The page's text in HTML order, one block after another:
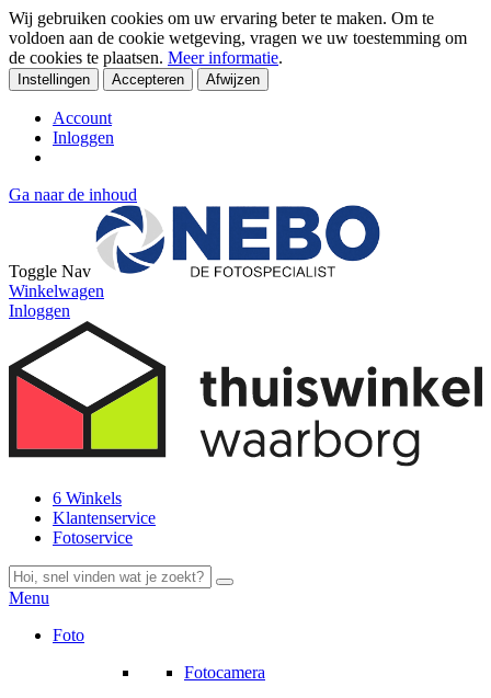
Wij gebruiken cookies om uw ervaring beter te maken. Om te
voldoen aan de cookie wetgeving, vragen we uw toestemming om
de cookies te plaatsen. Meer informatie.
Instellingen Accepteren Afwijzen
Account
Inloggen
Ga naar de inhoud
Toggle Nav
Winkelwagen
Inloggen
6 Winkels
Klantenservice
Fotoservice
Menu
Foto
Fotocamera